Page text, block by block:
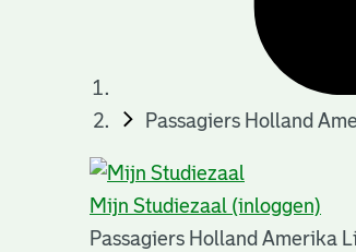
Passagiers Holland
Mijn Studiezaal (inloggen)
Passagiers Holland Amerika